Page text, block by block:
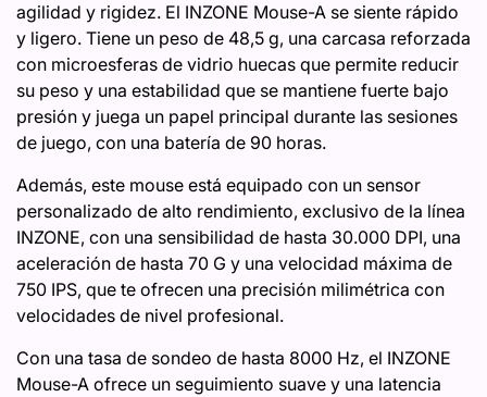
agilidad y rigidez. El INZONE Mouse-A se siente rápido
y ligero. Tiene un peso de 48,5 g, una carcasa reforzada
con microesferas de vidrio huecas que permite reducir
su peso y una estabilidad que se mantiene fuerte bajo
presión y juega un papel principal durante las sesiones
de juego, con una batería de 90 horas.
Además, este mouse está equipado con un sensor
personalizado de alto rendimiento, exclusivo de la línea
INZONE, con una sensibilidad de hasta 30.000 DPI, una
aceleración de hasta 70 G y una velocidad máxima de
750 IPS, que te ofrecen una precisión milimétrica con
velocidades de nivel profesional.
Con una tasa de sondeo de hasta 8000 Hz, el INZONE
Mouse-A ofrece un seguimiento suave y una latencia